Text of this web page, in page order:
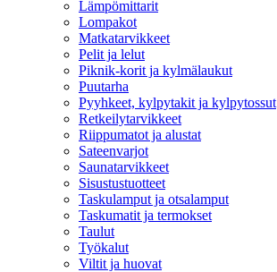
Lämpömittarit
Lompakot
Matkatarvikkeet
Pelit ja lelut
Piknik-korit ja kylmälaukut
Puutarha
Pyyhkeet, kylpytakit ja kylpytossut
Retkeilytarvikkeet
Riippumatot ja alustat
Sateenvarjot
Saunatarvikkeet
Sisustustuotteet
Taskulamput ja otsalamput
Taskumatit ja termokset
Taulut
Työkalut
Viltit ja huovat